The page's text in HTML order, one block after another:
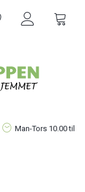
Man-Tors 10.00 til